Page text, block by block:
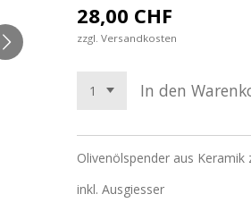
28,00 CHF
zzgl. Versandkosten
In den
Olivenölspender aus
inkl. Ausgiesser